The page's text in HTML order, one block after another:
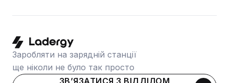
Заробляти на зарядній станції
ще ніколи не було так просто
ЗВ’ЯЗАТИСЯ З ВІДДІЛОМ